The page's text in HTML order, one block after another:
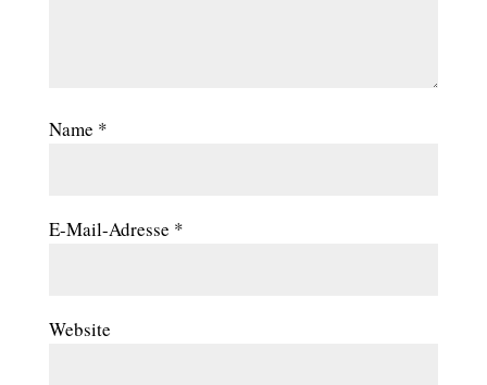
Name *
E-Mail-Adresse *
Website